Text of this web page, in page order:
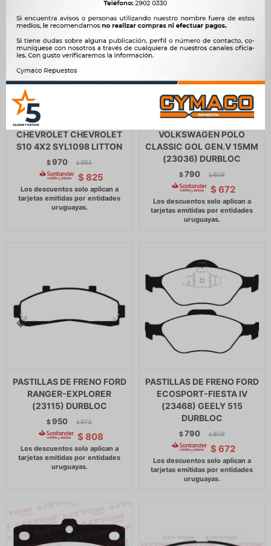
PASTILLAS DE FRENO
CHEVROLET CHEVROLET
S10 4X2 SYL1098 LITTON
$970 $ 994
$ 825
VOLKSWAGEN POLO
CLASSIC GOL GEN.V 15MM
(23036) DURBLOC
$790 $ 809
$ 672
PASTILLAS DE FRENO FORD
RANGER-EXPLORER
(23115) DURBLOC
$950 $ 973
$ 808
PASTILLAS DE FRENO FORD
ECOSPORT-FIESTA IV
(23468) GEELY 515
DURBLOC
$790 $ 809
$ 672